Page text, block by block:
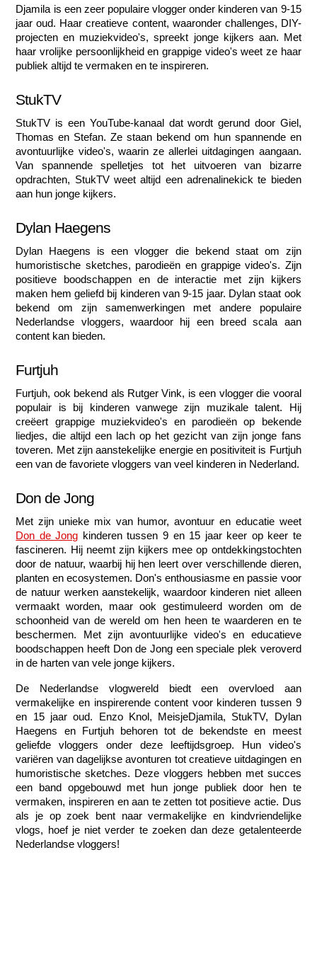
Djamila is een zeer populaire vlogger onder kinderen van 9-15
jaar oud. Haar creatieve content, waaronder challenges, DIY-
projecten en muziekvideo's, spreekt jonge kijkers aan. Met
haar vrolijke persoonlijkheid en grappige video's weet ze haar
publiek altijd te vermaken en te inspireren.
StukTV
StukTV is een YouTube-kanaal dat wordt gerund door Giel,
Thomas en Stefan. Ze staan bekend om hun spannende en
avontuurlijke video's, waarin ze allerlei uitdagingen aangaan.
Van spannende spelletjes tot het uitvoeren van bizarre
opdrachten, StukTV weet altijd een adrenalinekick te bieden
aan hun jonge kijkers.
Dylan Haegens
Dylan Haegens is een vlogger die bekend staat om zijn
humoristische sketches, parodieën en grappige video's. Zijn
positieve boodschappen en de interactie met zijn kijkers
maken hem geliefd bij kinderen van 9-15 jaar. Dylan staat ook
bekend om zijn samenwerkingen met andere populaire
Nederlandse vloggers, waardoor hij een breed scala aan
content kan bieden.
Furtjuh
Furtjuh, ook bekend als Rutger Vink, is een vlogger die vooral
populair is bij kinderen vanwege zijn muzikale talent. Hij
creëert grappige muziekvideo's en parodieën op bekende
liedjes, die altijd een lach op het gezicht van zijn jonge fans
toveren. Met zijn aanstekelijke energie en positiviteit is Furtjuh
een van de favoriete vloggers van veel kinderen in Nederland.
Don de Jong
Met zijn unieke mix van humor, avontuur en educatie weet
Don de Jong kinderen tussen 9 en 15 jaar keer op keer te
fascineren. Hij neemt zijn kijkers mee op ontdekkingstochten
door de natuur, waarbij hij hen leert over verschillende dieren,
planten en ecosystemen. Don's enthousiasme en passie voor
de natuur werken aanstekelijk, waardoor kinderen niet alleen
vermaakt worden, maar ook gestimuleerd worden om de
schoonheid van de wereld om hen heen te waarderen en te
beschermen. Met zijn avontuurlijke video's en educatieve
boodschappen heeft Don de Jong een speciale plek veroverd
in de harten van vele jonge kijkers.
De Nederlandse vlogwereld biedt een overvloed aan
vermakelijke en inspirerende content voor kinderen tussen 9
en 15 jaar oud. Enzo Knol, MeisjeDjamila, StukTV, Dylan
Haegens en Furtjuh behoren tot de bekendste en meest
geliefde vloggers onder deze leeftijdsgroep. Hun video's
variëren van dagelijkse avonturen tot creatieve uitdagingen en
humoristische sketches. Deze vloggers hebben met succes
een band opgebouwd met hun jonge publiek door hen te
vermaken, inspireren en aan te zetten tot positieve actie. Dus
als je op zoek bent naar vermakelijke en kindvriendelijke
vlogs, hoef je niet verder te zoeken dan deze getalenteerde
Nederlandse vloggers!